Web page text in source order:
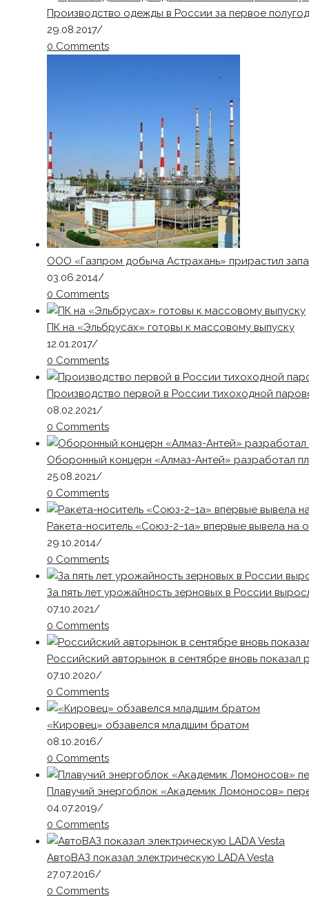
Производство одежды в России за первое
29.08.2017/
0 Comments
ООО «Газпром добыча Астрахань» прирастил
03.06.2014/
0 Comments
ПК на «Эльбрусах» готовы к массовому выпуску
12.01.2017/
0 Comments
Производство первой в России тихоходной
08.02.2021/
0 Comments
Оборонный концерн «Алмаз-Антей» разработал
25.08.2021/
0 Comments
Ракета-носитель «Союз-2−1а» впервые вывела на
29.10.2014/
0 Comments
За пять лет урожайность зерновых в России
07.10.2021/
0 Comments
Российский авторынок в сентябре вновь показал
07.10.2020/
0 Comments
«Кировец» обзавелся младшим братом
08.10.2016/
0 Comments
Плавучий энергоблок «Академик Ломоносов»
04.07.2019/
0 Comments
АвтоВАЗ показал электрическую LADA Vesta
27.07.2016/
0 Comments